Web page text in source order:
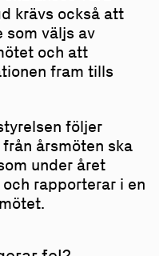
krävs också att
som väljs av
och att
fram tills
följer
årsmöten ska
under året
rapporterar i en